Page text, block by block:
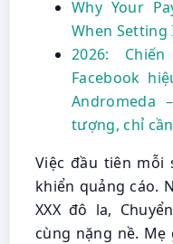
Why Your
When
2026:
Facebook
Andromeda
tượng, chỉ
Việc đầu tiên mỗi
khiển quảng cáo.
XXX đô la,
cùng nặng nề.